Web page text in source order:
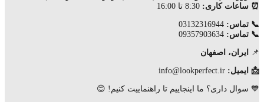
⏰ ساعات کاری:
📞 تماس:
📞 تماس:
📌 ایران، اصفهان
📩 ایمیل:
💙 سوال داری؟ ما اینجاییم تا راهنماییت کنیم! 😊